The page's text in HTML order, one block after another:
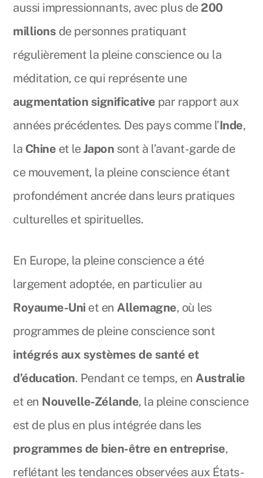
aussi impressionnants, avec plus de 200
millions de personnes pratiquant
régulièrement la pleine conscience ou la
méditation, ce qui représente une
augmentation significative par rapport aux
années précédentes. Des pays comme l’Inde,
la Chine et leJapon sont à l’avant-garde de
ce mouvement, la pleine conscience étant
profondément ancrée dans leurs pratiques
culturelles et spirituelles.
En Europe, la pleine conscience a été
largement adoptée, en particulier au
Royaume-Uni et enAllemagne, où les
programmes de pleine conscience sont
intégrés aux systèmes de santé et
d’éducation. Pendant ce temps, enAustralie
et en Nouvelle-Zélande, la pleine conscience
est de plus en plus intégrée dans les
programmes de bien-être en entreprise,
reflétant les tendances observées aux États-